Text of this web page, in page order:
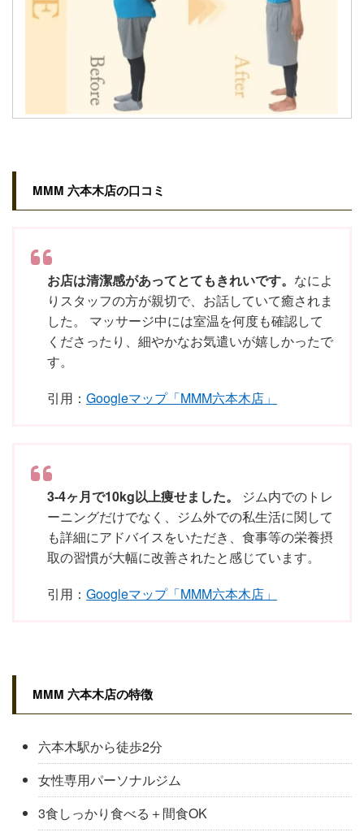
MMM 六本木店の口コミ
お店は清潔感があってとてもきれいです。 なによ
りスタッフの方が親切で、お話していて癒されま
した。 マッサージ中には室温を何度も確認して
くださったり、細やかなお気遣いが嬉しかったで
す。
引用： Googleマップ「MMM六本木店」
3-4ヶ月で10kg以上痩せました。
ジム内でのトレ
ーニングだけでなく、ジム外での私生活に関して
も詳細にアドバイスをいただき、食事等の栄養摂
取の習慣が大幅に改善されたと感じています。
引用： Googleマップ「MMM六本木店」
MMM 六本木店の特徴
六本木駅から徒歩2分
女性専用パーソナルジム
3食しっかり食べる＋間食OK